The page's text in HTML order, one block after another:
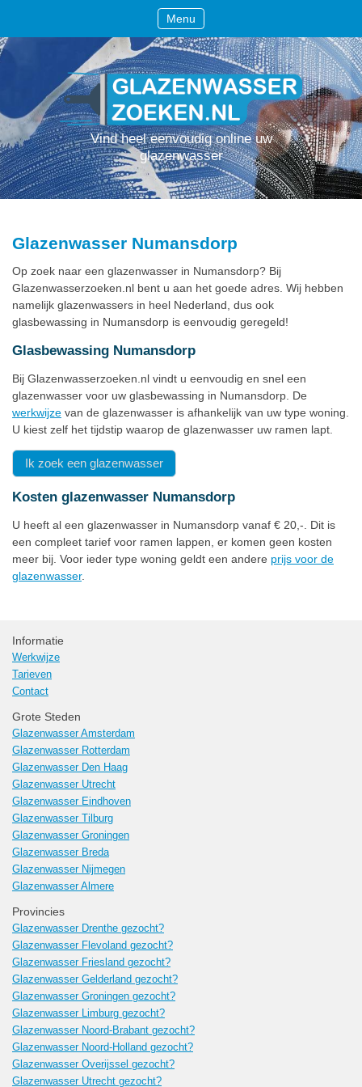
Menu
Vind heel eenvoudig online uw
glazenwasser
Glazenwasser Numansdorp
Op zoek naar een glazenwasser in Numansdorp? Bij
Glazenwasserzoeken.nl bent u aan het goede adres. Wij hebben
namelijk glazenwassers in heel Nederland, dus ook
glasbewassing in Numansdorp is eenvoudig geregeld!
Glasbewassing Numansdorp
Bij Glazenwasserzoeken.nl vindt u eenvoudig en snel een
glazenwasser voor uw glasbewassing in Numansdorp. De
werkwijze van de glazenwasser is afhankelijk van uw type woning.
U kiest zelf het tijdstip waarop de glazenwasser uw ramen lapt.
Ik zoek een glazenwasser
Kosten glazenwasser Numansdorp
U heeft al een glazenwasser in Numansdorp vanaf € 20,-. Dit is
een compleet tarief voor ramen lappen, er komen geen kosten
meer bij. Voor ieder type woning geldt een andere prijs voor de
glazenwasser.
Informatie
Werkwijze
Tarieven
Contact
Grote Steden
Glazenwasser Amsterdam
Glazenwasser Rotterdam
Glazenwasser Den Haag
Glazenwasser Utrecht
Glazenwasser Eindhoven
Glazenwasser Tilburg
Glazenwasser Groningen
Glazenwasser Breda
Glazenwasser Nijmegen
Glazenwasser Almere
Provincies
Glazenwasser Drenthe gezocht?
Glazenwasser Flevoland gezocht?
Glazenwasser Friesland gezocht?
Glazenwasser Gelderland gezocht?
Glazenwasser Groningen gezocht?
Glazenwasser Limburg gezocht?
Glazenwasser Noord-Brabant gezocht?
Glazenwasser Noord-Holland gezocht?
Glazenwasser Overijssel gezocht?
Glazenwasser Utrecht gezocht?